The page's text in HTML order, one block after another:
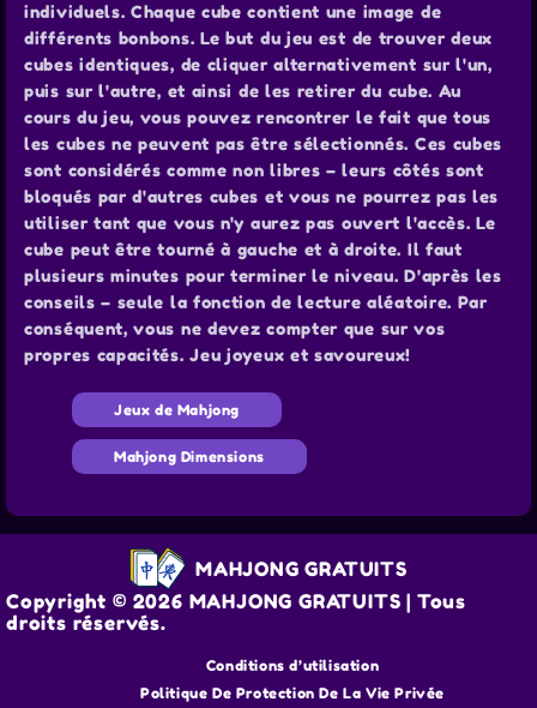
individuels. Chaque cube contient une image de
différents bonbons. Le but du jeu est de trouver deux
cubes identiques, de cliquer alternativement sur l'un,
puis sur l'autre, et ainsi de les retirer du cube. Au
cours du jeu, vous pouvez rencontrer le fait que tous
les cubes ne peuvent pas être sélectionnés. Ces cubes
sont considérés comme non libres – leurs côtés sont
bloqués par d'autres cubes et vous ne pourrez pas les
utiliser tant que vous n'y aurez pas ouvert l'accès. Le
cube peut être tourné à gauche et à droite. Il faut
plusieurs minutes pour terminer le niveau. D'après les
conseils – seule la fonction de lecture aléatoire. Par
conséquent, vous ne devez compter que sur vos
propres capacités. Jeu joyeux et savoureux!
Jeux de Mahjong
Mahjong Dimensions
MAHJONG GRATUITS
Copyright © 2026 MAHJONG GRATUITS | Tous
droits réservés.
Conditions d’utilisation
Politique De Protection De La Vie Privée